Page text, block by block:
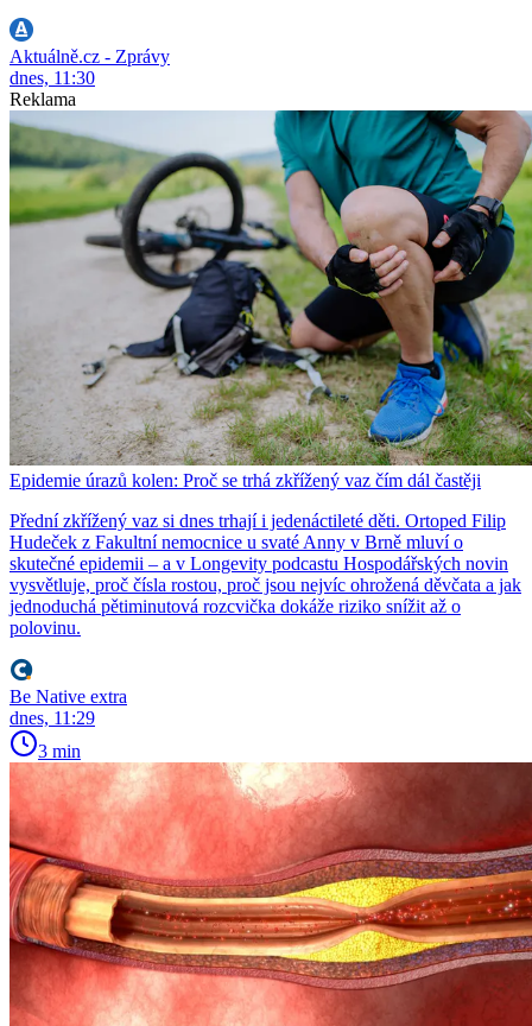
Aktuálně.cz - Zprávy
dnes, 11:30
Reklama
Epidemie úrazů kolen: Proč se trhá zkřížený vaz čím dál častěji
Přední zkřížený vaz si dnes trhají i jedenáctileté děti. Ortoped Filip
Hudeček z Fakultní nemocnice u svaté Anny v Brně mluví o
skutečné epidemii – a v Longevity podcastu Hospodářských novin
vysvětluje, proč čísla rostou, proč jsou nejvíc ohrožená děvčata a jak
jednoduchá pětiminutová rozcvička dokáže riziko snížit až o
polovinu.
Be Native extra
dnes, 11:29
3 min